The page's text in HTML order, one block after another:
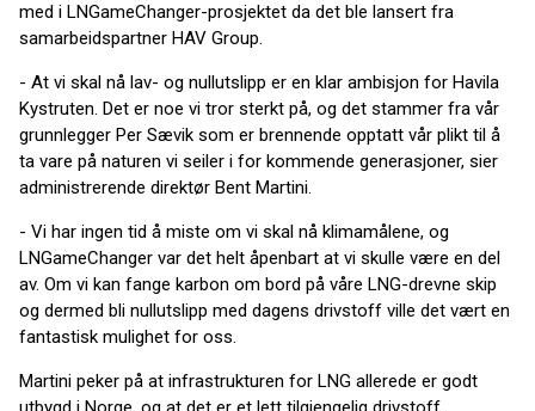
med i LNGameChanger-prosjektet da det ble lansert fra
samarbeidspartner HAV Group.
- At vi skal nå lav- og nullutslipp er en klar ambisjon for Havila
Kystruten. Det er noe vi tror sterkt på, og det stammer fra vår
grunnlegger Per Sævik som er brennende opptatt vår plikt til å
ta vare på naturen vi seiler i for kommende generasjoner, sier
administrerende direktør Bent Martini.
- Vi har ingen tid å miste om vi skal nå klimamålene, og
LNGameChanger var det helt åpenbart at vi skulle være en del
av. Om vi kan fange karbon om bord på våre LNG-drevne skip
og dermed bli nullutslipp med dagens drivstoff ville det vært en
fantastisk mulighet for oss.
Martini peker på at infrastrukturen for LNG allerede er godt